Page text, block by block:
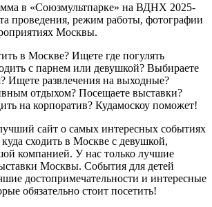
в «Союзмультпарке» на ВДНХ 2025-
проведения, режим работы, фотографии
Москвы.
в Москве? Ищете где погулять
с парнем или девушкой? Выбираете
Ищете развлечения на выходные?
отдыхом? Посещаете выставки?
на корпоратив? Кудамоскоу поможет!
сайт о самых интересных событиях
сходить в Москве с девушкой,
компанией. У нас только лучшие
Москвы. События для детей
достопримечательности и интересные
обязательно стоит посетить!